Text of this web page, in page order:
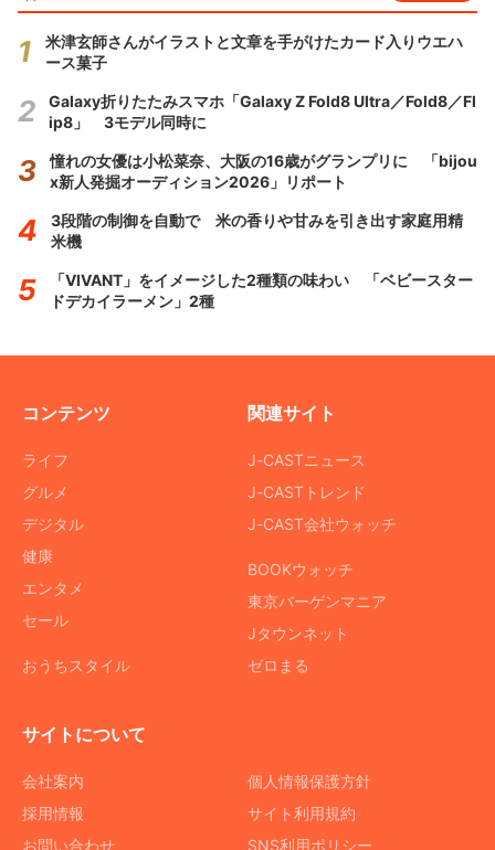
米津玄師さんがイラストと文章を手がけたカード入りウエハ
ース菓子
Galaxy折りたたみスマホ「Galaxy Z Fold8 Ultra／Fold8／Fl
ip8」 3モデル同時に
憧れの女優は小松菜奈、大阪の16歳がグランプリに 「bijou
x新人発掘オーディション2026」リポート
3段階の制御を自動で 米の香りや甘みを引き出す家庭用精
米機
「VIVANT」をイメージした2種類の味わい 「ベビースター
ドデカイラーメン」2種
コンテンツ
ライフ
グルメ
デジタル
健康
エンタメ
セール
おうちスタイル
関連サイト
J-CASTニュース
J-CASTトレンド
J-CAST会社ウォッチ
BOOKウォッチ
東京バーゲンマニア
Jタウンネット
ゼロまる
サイトについて
会社案内
採用情報
お問い合わせ
個人情報保護方針
サイト利用規約
SNS利用ポリシー